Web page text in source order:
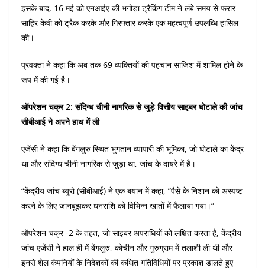
इसके बाद, 16 मई को एनआईए की भगोड़ा ट्रैकिंग टीम ने लंबे समय से फरार
साहिर केवी को ट्रैक करके और गिरफ्तार करके एक महत्वपूर्ण उपलब्धि हासिल
की।
प्रवक्ता ने कहा कि अब तक 69 व्यक्तियों की पहचान साजिश में शामिल होने के
रूप में की गई है।
ऑपरेशन चक्र 2: संदिग्ध चीनी नागरिक से जुड़े वित्तीय साइबर घोटाले की जांच
सीबीआई ने अपने हाथ में ली
एजेंसी ने कहा कि बेंगलुरु स्थित भुगतान व्यापारी की भूमिका, जो घोटाले का केंद्र
था और संदिग्ध चीनी नागरिक से जुड़ा था, जांच के दायरे में है।
“केंद्रीय जांच ब्यूरो (सीबीआई) ने एक बयान में कहा, ”पैसे के निशान को अस्पष्ट
करने के लिए जानबूझकर धनराशि को विभिन्न खातों में फैलाया गया।”
ऑपरेशन चक्र -2 के तहत, जो साइबर अपराधियों को लक्षित करता है, केंद्रीय
जांच एजेंसी ने हाल ही में बेंगलुरु, कोचीन और गुरुग्राम में तलाशी ली थी और
इनसे शेल कंपनियों के निदेशकों की कथित गतिविधियों पर प्रकाश डालते हुए